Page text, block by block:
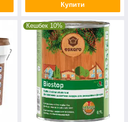
Купити
Кешбек 10%